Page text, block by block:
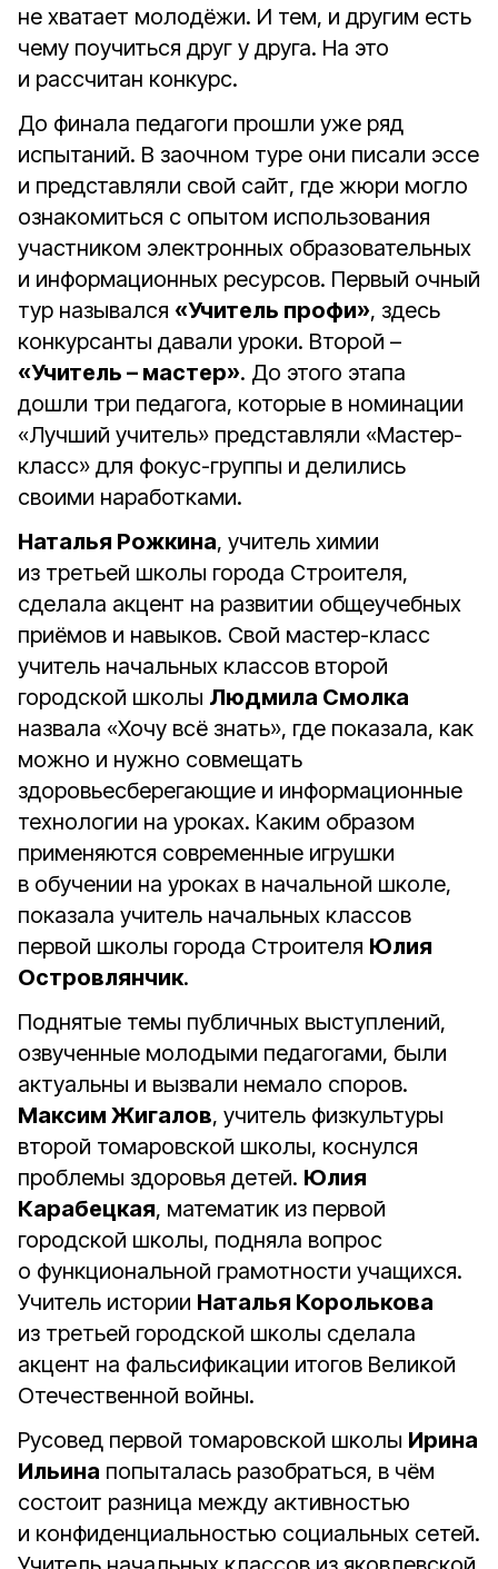
не хватает молодёжи. И тем, и другим есть
чему поучиться друг у друга. На это
и рассчитан конкурс.
До финала педагоги прошли уже ряд
испытаний. В заочном туре они писали эссе
и представляли свой сайт, где жюри могло
ознакомиться с опытом использования
участником электронных образовательных
и информационных ресурсов. Первый очный
тур назывался «Учитель профи», здесь
конкурсанты давали уроки. Второй –
«Учитель – мастер». До этого этапа
дошли три педагога, которые в номинации
«Лучший учитель» представляли «Мастер-
класс» для фокус-группы и делились
своими наработками.
Наталья Рожкина, учитель химии
из третьей школы города Строителя,
сделала акцент на развитии общеучебных
приёмов и навыков. Свой мастер-класс
учитель начальных классов второй
городской школы Людмила Смолка
назвала «Хочу всё знать», где показала, как
можно и нужно совмещать
здоровьесберегающие и информационные
технологии на уроках. Каким образом
применяются современные игрушки
в обучении на уроках в начальной школе,
показала учитель начальных классов
первой школы города Строителя Юлия
Островлянчик.
Поднятые темы публичных выступлений,
озвученные молодыми педагогами, были
актуальны и вызвали немало споров.
Максим Жигалов, учитель физкультуры
второй томаровской школы, коснулся
проблемы здоровья детей. Юлия
Карабецкая, математик из первой
городской школы, подняла вопрос
о функциональной грамотности учащихся.
Учитель истории Наталья Королькова
из третьей городской школы сделала
акцент на фальсификации итогов Великой
Отечественной войны.
Русовед первой томаровской школы Ирина
Ильина попыталась разобраться, в чём
состоит разница между активностью
и конфиденциальностью социальных сетей.